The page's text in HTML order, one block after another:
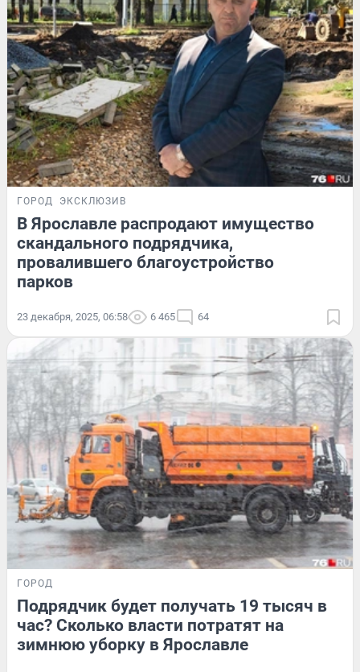
ГОРОД ЭКСКЛЮЗИВ
В Ярославле распродают имущество
скандального подрядчика,
провалившего благоустройство
парков
23 декабря, 2025, 06:58 6 465 64
ГОРОД
Подрядчик будет получать 19 тысяч в
час? Сколько власти потратят на
зимнюю уборку в Ярославле